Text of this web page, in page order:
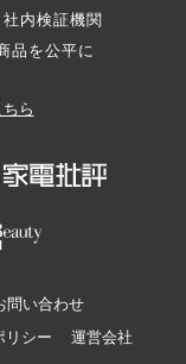
社内検証機関
品を公平に
ら
問い合わせ
リシー 運営会社